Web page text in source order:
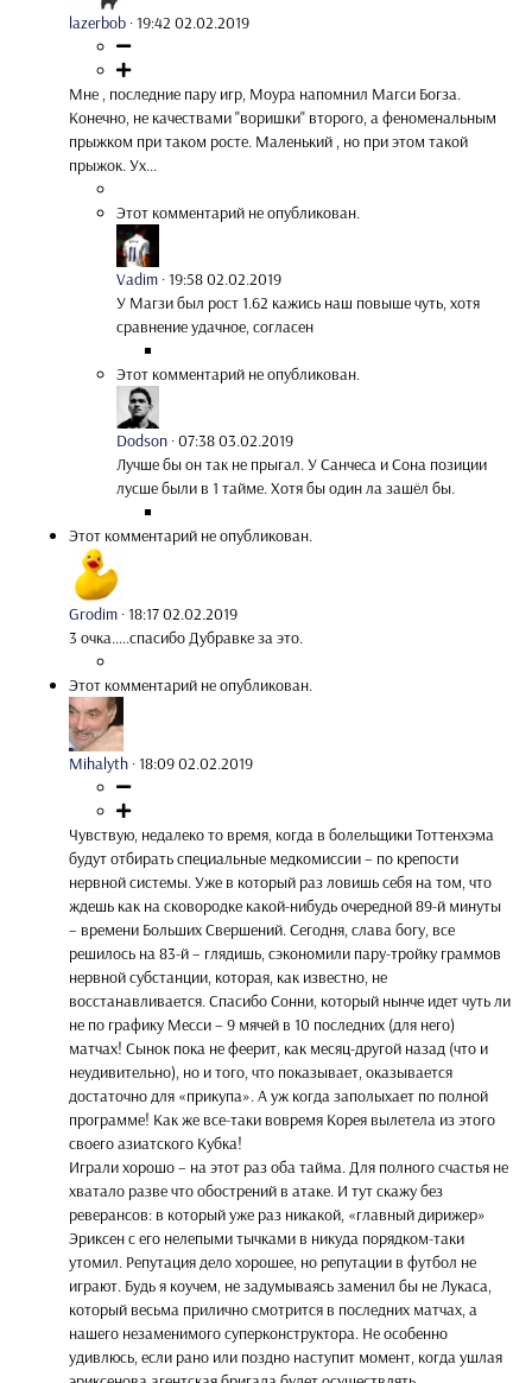
lazerbob ·19:42 02.02.2019
Мне , последние пару игр, Моура напомнил Магси Богза.
Конечно, не качествами "воришки" второго, а феноменальным
прыжком при таком росте. Маленький , но при этом такой
прыжок. Ух...
Этот комментарий не опубликован.
Vadim ·19:58 02.02.2019
У Магзи был рост 1.62 кажись наш повыше чуть, хотя
сравнение удачное, согласен
Этот комментарий не опубликован.
Dodson ·07:38 03.02.2019
Лучше бы он так не прыгал. У Санчеса и Сона позиции
лусше были в 1 тайме. Хотя бы один ла зашёл бы.
Этот комментарий не опубликован.
Grodim ·18:17 02.02.2019
3 очка.....спасибо Дубравке за это.
Этот комментарий не опубликован.
Mihalyth ·18:09 02.02.2019
Чувствую, недалеко то время, когда в болельщики Тоттенхэма
будут отбирать специальные медкомиссии – по крепости
нервной системы. Уже в который раз ловишь себя на том, что
ждешь как на сковородке какой-нибудь очередной 89-й минуты
– времени Больших Свершений. Сегодня, слава богу, все
решилось на 83-й – глядишь, сэкономили пару-тройку граммов
нервной субстанции, которая, как известно, не
восстанавливается. Спасибо Сонни, который нынче идет чуть ли
не по графику Месси – 9 мячей в 10 последних (для него)
матчах! Сынок пока не феерит, как месяц-другой назад (что и
неудивительно), но и того, что показывает, оказывается
достаточно для «прикупа». А уж когда заполыхает по полной
программе! Как же все-таки вовремя Корея вылетела из этого
своего азиатского Кубка!
Играли хорошо – на этот раз оба тайма. Для полного счастья не
хватало разве что обострений в атаке. И тут скажу без
реверансов: в который уже раз никакой, «главный дирижер»
Эриксен с его нелепыми тычками в никуда порядком-таки
утомил. Репутация дело хорошее, но репутации в футбол не
играют. Будь я коучем, не задумываясь заменил бы не Лукаса,
который весьма прилично смотрится в последних матчах, а
нашего незаменимого суперконструктора. Не особенно
удивлюсь, если рано или поздно наступит момент, когда ушлая